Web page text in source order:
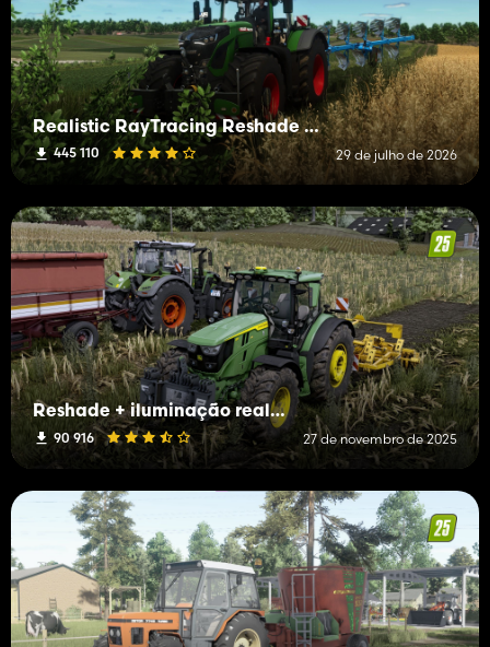
Realistic RayTracing Reshade Preset
445 110 29 de julho de 2026
Reshade + iluminação realista de última geração
90 916 27 de novembro de 2025